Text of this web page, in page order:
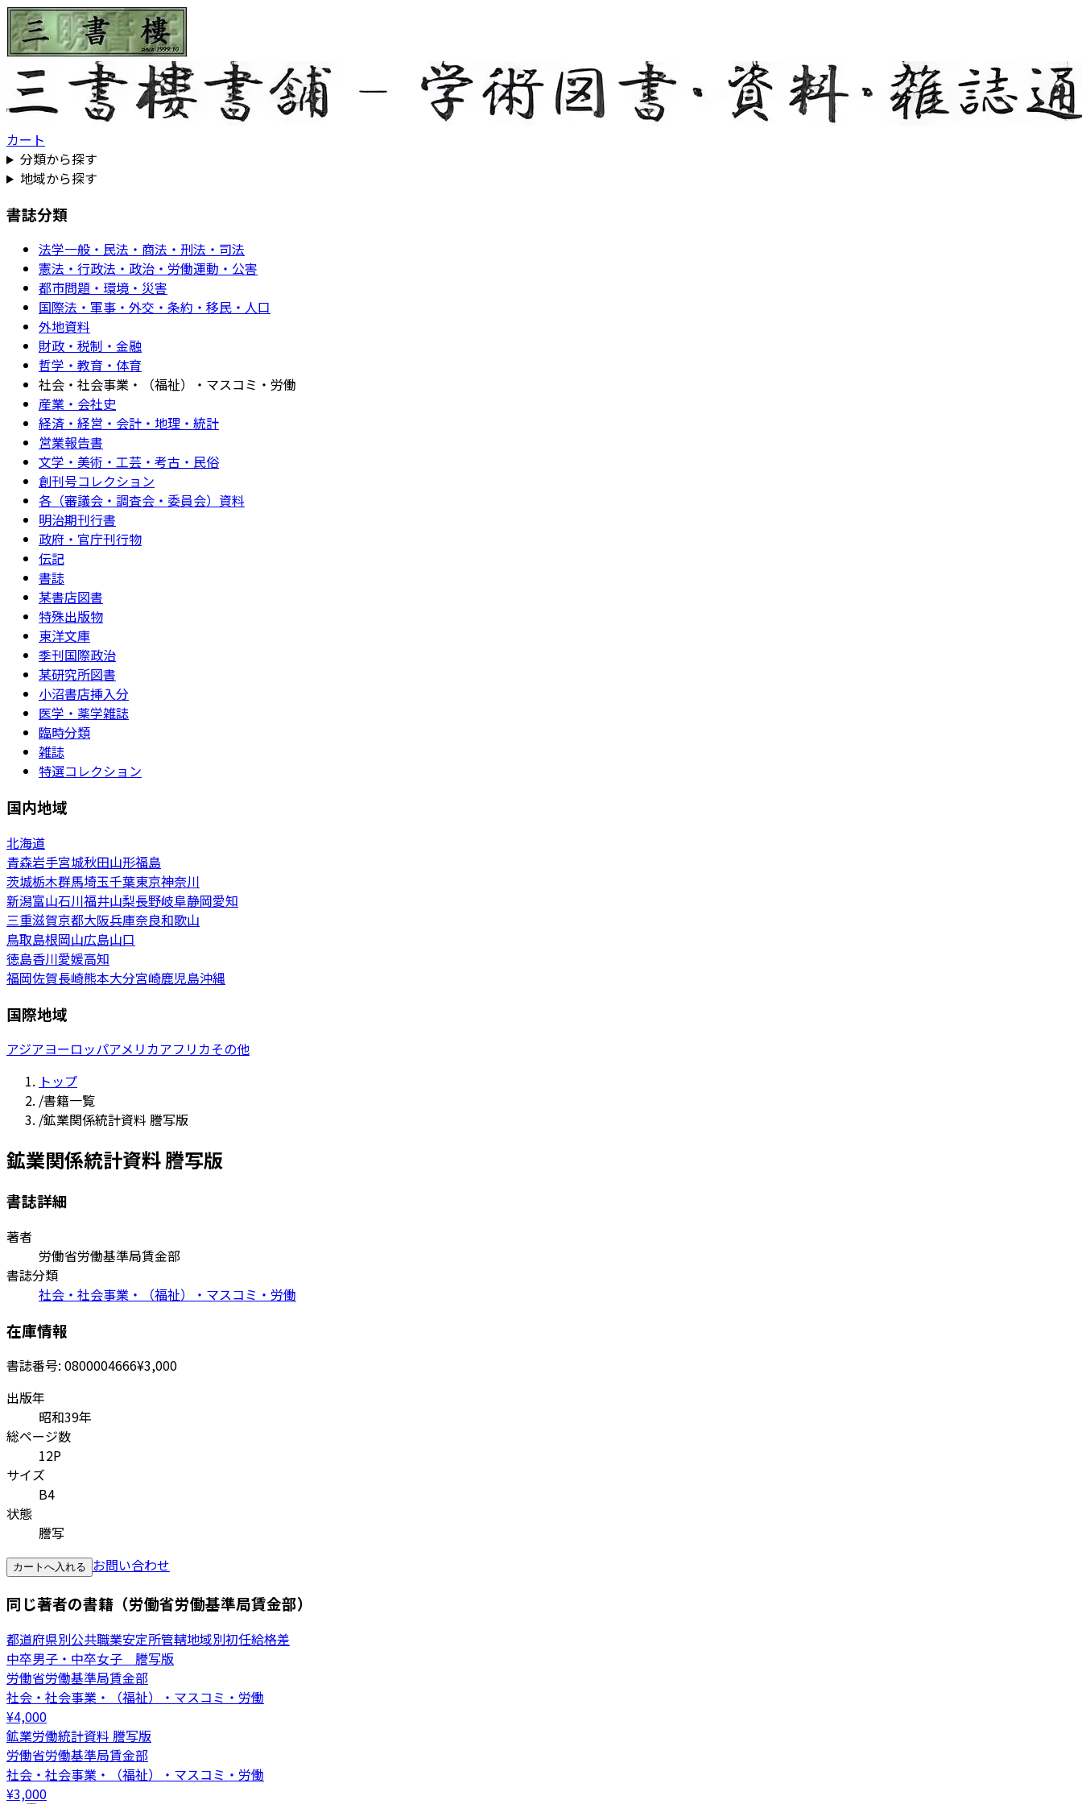
カート
分類から探す
地域から探す
書誌分類
法学一般・民法・商法・刑法・司法
憲法・行政法・政治・労働運動・公害
都市問題・環境・災害
国際法・軍事・外交・条約・移民・人口
外地資料
財政・税制・金融
哲学・教育・体育
社会・社会事業・（福祉）・マスコミ・労働
産業・会社史
経済・経営・会計・地理・統計
営業報告書
文学・美術・工芸・考古・民俗
創刊号コレクション
各（審議会・調査会・委員会）資料
明治期刊行書
政府・官庁刊行物
伝記
書誌
某書店図書
特殊出版物
東洋文庫
季刊国際政治
某研究所図書
小沼書店挿入分
医学・薬学雑誌
臨時分類
雑誌
特選コレクション
国内地域
北海道
青森岩手宮城秋田山形福島
茨城栃木群馬埼玉千葉東京神奈川
新潟富山石川福井山梨長野岐阜静岡愛知
三重滋賀京都大阪兵庫奈良和歌山
鳥取島根岡山広島山口
徳島香川愛媛高知
福岡佐賀長崎熊本大分宮崎鹿児島沖縄
国際地域
アジアヨーロッパアメリカアフリカその他
トップ
/書籍一覧
/鉱業関係統計資料 謄写版
鉱業関係統計資料 謄写版
書誌詳細
著者
労働省労働基準局賃金部
書誌分類
社会・社会事業・（福祉）・マスコミ・労働
在庫情報
書誌番号: 0800004666¥3,000
出版年
昭和39年
総ページ数
12P
サイズ
B4
状態
謄写
カートへ入れる お問い合わせ
同じ著者の書籍（労働省労働基準局賃金部）
都道府県別公共職業安定所管轄地域別初任給格差
中卒男子・中卒女子 謄写版
労働省労働基準局賃金部
社会・社会事業・（福祉）・マスコミ・労働
¥4,000
鉱業労働統計資料 謄写版
労働省労働基準局賃金部
社会・社会事業・（福祉）・マスコミ・労働
¥3,000